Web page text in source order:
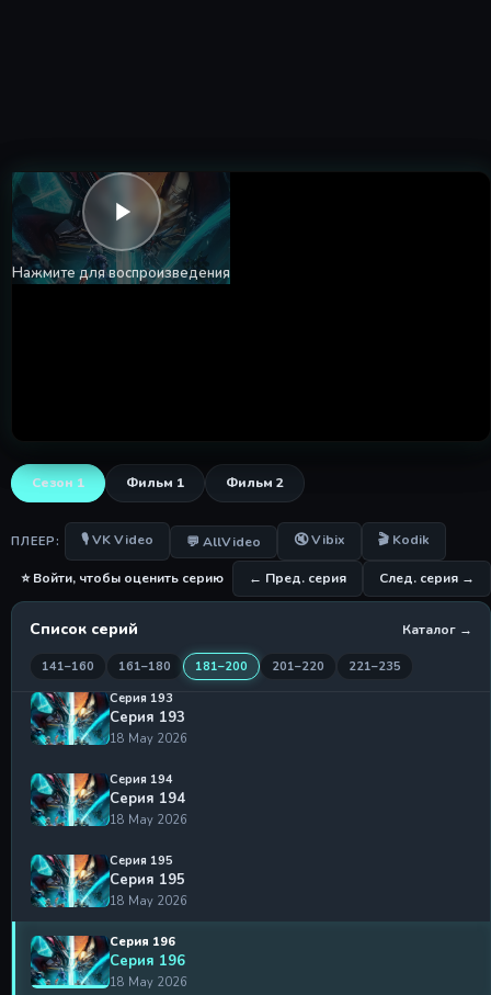
Сезон 1 Фильм 1 Фильм 2
Нажмите для воспроизведения
ПЛЕЕР: 🎙 VK Video 💬 AllVideo 🔇 Vibix 🎬 Kodik
⭐ Войти, чтобы оценить серию ← Пред. серия След. серия →
Список серий Каталог →
141–160 161–180 181–200 201–220 221–235
18 May 2026
Серия 187
Серия 187
18 May 2026
Серия 190
18 May 2026
Серия 191
Серия 191
18 May 2026
Серия 192
18 May 2026
Серия 193
Серия 193
18 May 2026
Серия 194
Серия 194
18 May 2026
Серия 195
Серия 195
18 May 2026
Серия 196
Серия 196
18 May 2026